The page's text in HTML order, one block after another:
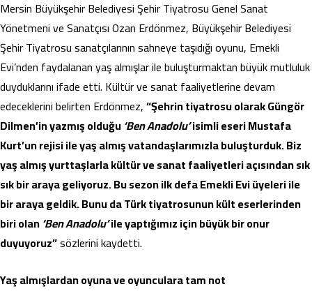
Mersin Büyükşehir Belediyesi Şehir Tiyatrosu Genel Sanat
Yönetmeni ve Sanatçısı Ozan Erdönmez, Büyükşehir Belediyesi
Şehir Tiyatrosu sanatçılarının sahneye taşıdığı oyunu, Emekli
Evi’nden faydalanan yaş almışlar ile buluşturmaktan büyük mutluluk
duyduklarını ifade etti. Kültür ve sanat faaliyetlerine devam
edeceklerini belirten Erdönmez,“Şehrin tiyatrosu olarak Güngör
Dilmen’in yazmış olduğu‘Ben Anadolu’isimli eseri Mustafa
Kurt’un rejisi ile yaş almış vatandaşlarımızla buluşturduk. Biz
yaş almış yurttaşlarla kültür ve sanat faaliyetleri açısından sık
sık bir araya geliyoruz. Bu sezon ilk defa Emekli Evi üyeleri ile
bir araya geldik. Bunu da Türk tiyatrosunun kült eserlerinden
biri olan‘Ben Anadolu’ile yaptığımız için büyük bir onur
duyuyoruz”sözlerini kaydetti.
Yaş almışlardan oyuna ve oyunculara tam not